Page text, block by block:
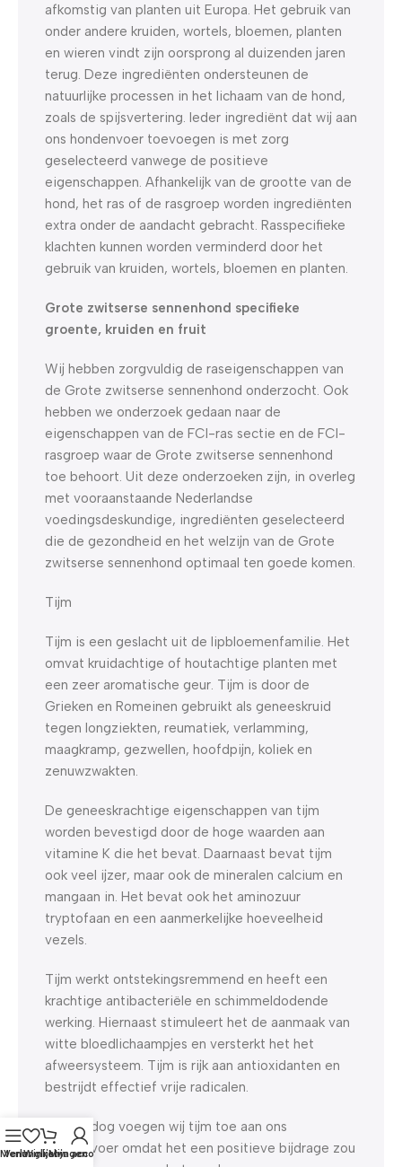
afkomstig van planten uit Europa. Het gebruik van
onder andere kruiden, wortels, bloemen, planten
en wieren vindt zijn oorsprong al duizenden jaren
terug. Deze ingrediënten ondersteunen de
natuurlijke processen in het lichaam van de hond,
zoals de spijsvertering. Ieder ingrediënt dat wij aan
ons hondenvoer toevoegen is met zorg
geselecteerd vanwege de positieve
eigenschappen. Afhankelijk van de grootte van de
hond, het ras of de rasgroep worden ingrediënten
extra onder de aandacht gebracht. Rasspecifieke
klachten kunnen worden verminderd door het
gebruik van kruiden, wortels, bloemen en planten.
Grote zwitserse sennenhond specifieke
groente, kruiden en fruit
Wij hebben zorgvuldig de raseigenschappen van
de Grote zwitserse sennenhond onderzocht. Ook
hebben we onderzoek gedaan naar de
eigenschappen van de FCI-ras sectie en de FCI-
rasgroep waar de Grote zwitserse sennenhond
toe behoort. Uit deze onderzoeken zijn, in overleg
met vooraanstaande Nederlandse
voedingsdeskundige, ingrediënten geselecteerd
die de gezondheid en het welzijn van de Grote
zwitserse sennenhond optimaal ten goede komen.
Tijm
Tijm is een geslacht uit de lipbloemenfamilie. Het
omvat kruidachtige of houtachtige planten met
een zeer aromatische geur. Tijm is door de
Grieken en Romeinen gebruikt als geneeskruid
tegen longziekten, reumatiek, verlamming,
maagkramp, gezwellen, hoofdpijn, koliek en
zenuwzwakten.
De geneeskrachtige eigenschappen van tijm
worden bevestigd door de hoge waarden aan
vitamine K die het bevat. Daarnaast bevat tijm
ook veel ijzer, maar ook de mineralen calcium en
mangaan in. Het bevat ook het aminozuur
tryptofaan en een aanmerkelijke hoeveelheid
vezels.
Tijm werkt ontstekingsremmend en heeft een
krachtige antibacteriële en schimmeldodende
werking. Hiernaast stimuleert het de aanmaak van
witte bloedlichaampjes en versterkt het het
afweersysteem. Tijm is rijk aan antioxidanten en
bestrijdt effectief vrije radicalen.
Bij Yourdog voegen wij tijm toe aan ons
hondenvoer omdat het een positieve bijdrage zou
Menu
Verlanglijst
Winkelwagen
Mijn account